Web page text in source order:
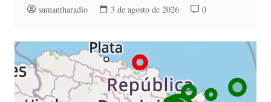
samantharadio 3 de agosto de 2026 0